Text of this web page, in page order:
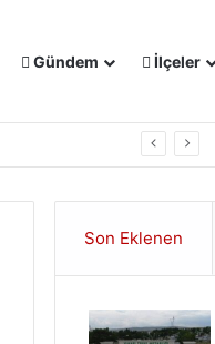
Gündem İlçeler
Son Eklenen